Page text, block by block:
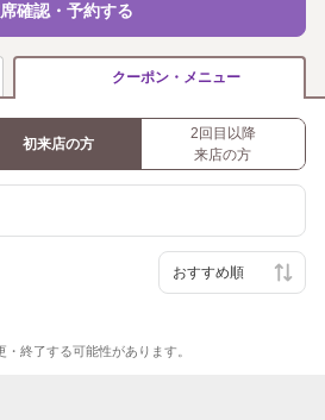
確認・予約する
クーポン・メニュー
初来店の方
2回目以降
来店の方
終了する可能性があります。